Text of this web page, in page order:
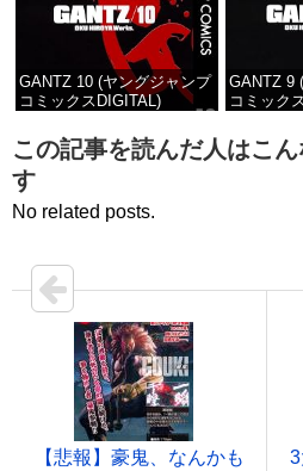
GANTZ 10 (ヤングジャンプ
コミックスDIGITAL)
価格：¥100
GANTZ 9
コミック
この記事を読んだ人はこ
す
No related posts.
【悲報】豪鬼、なんかも